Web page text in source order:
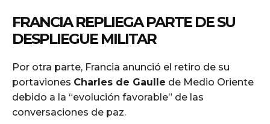
FRANCIA REPLIEGA PARTE DE SU
DESPLIEGUE MILITAR
Por otra parte, Francia anunció el retiro de su
portaviones Charles de Gaulle de Medio Oriente
debido a la “evolución favorable” de las
conversaciones de paz.